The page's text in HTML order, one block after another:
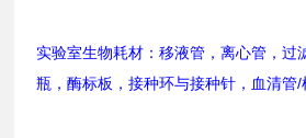
主营
实验室生物耗材：移液管，离心管，过
瓶，酶标板，接种环与接种针，血清管/